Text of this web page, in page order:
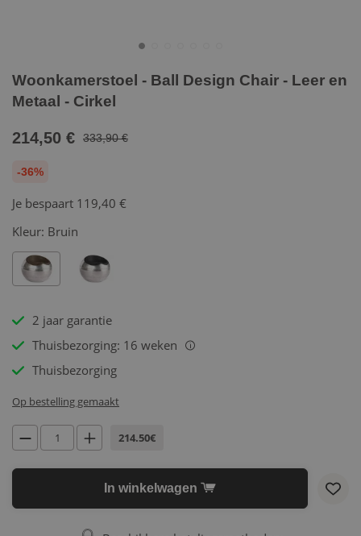
Woonkamerstoel - Ball Design Chair - Leer en
Metaal - Cirkel
214,50 € 333,90 €
-36%
Je bespaart 119,40 €
Kleur: Bruin
2 jaar garantie
Thuisbezorging: 16 weken
i
Thuisbezorging
Op bestelling gemaakt
214.50€
In winkelwagen